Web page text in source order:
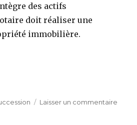
des actifs
doit réaliser une
immobilière.
Laisser un commentaire